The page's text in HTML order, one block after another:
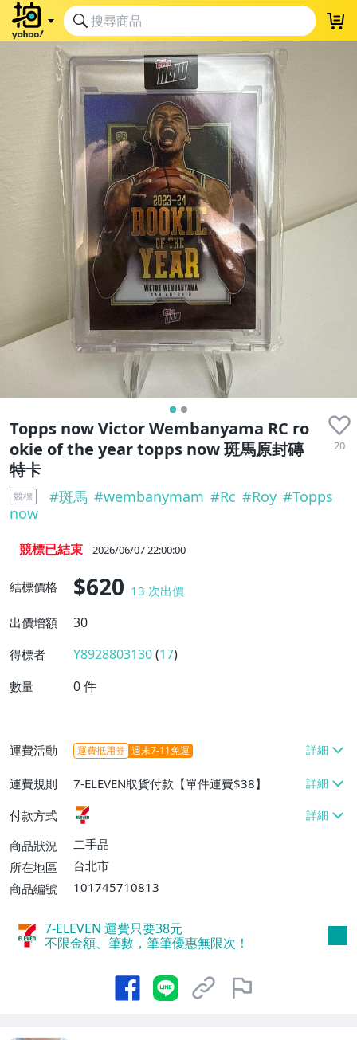
Topps now Victor Wembanyama RC ro
okie of the year topps now 斑馬原封磚
特卡
20
競標 #斑馬 #wembanymam #Rc #Roy #Topps
now
競標已結束 2026/06/07 22:00:00
結標價格 $620 13 次出價
出價增額
30
得標者 Y8928803130(17)
數量 0件
運費活動 運費抵用券 週末7-11免運
運費規則
7-ELEVEN取貨付款【單件運費$38】
付款方式
商品狀況
二手品
所在地區
台北市
商品編號
101745710813
7-ELEVEN 運費只要38元
不限金額、筆數，筆筆優惠無限次！